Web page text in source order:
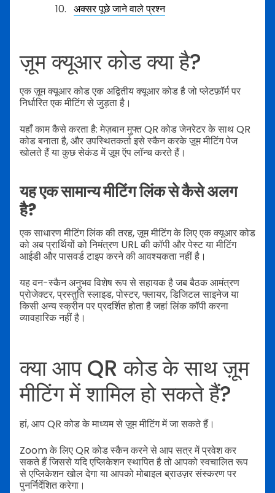
अक्सर पूछे जाने वाले प्रश्न
ज़ूम क्यूआर कोड क्या है?
एक ज़ूम क्यूआर कोड एक अद्वितीय क्यूआर कोड है जो प्लेटफ़ॉर्म पर
निर्धारित एक मीटिंग से जुड़ता है।
यहाँ काम कैसे करता है: मेज़बान मुफ्त QR कोड जेनरेटर के साथ QR
कोड बनाता है, और उपस्थितकर्ता इसे स्कैन करके ज़ूम मीटिंग पेज
खोलते हैं या कुछ सेकंड में ज़ूम ऍप लॉन्च करते हैं।
यह एक सामान्य मीटिंग लिंक से कैसे अलग
है?
एक साधारण मीटिंग लिंक की तरह, ज़ूम मीटिंग के लिए एक क्यूआर कोड
को अब प्रार्थियों को निमंत्रण URL की कॉपी और पेस्ट या मीटिंग
आईडी और पासवर्ड टाइप करने की आवश्यकता नहीं है।
यह वन-स्कैन अनुभव विशेष रूप से सहायक है जब बैठक आमंत्रण
प्रोजेक्टर, प्रस्तुति स्लाइड, पोस्टर, फ्लायर, डिजिटल साइनेज या
किसी अन्य स्क्रीन पर प्रदर्शित होता है जहां लिंक कॉपी करना
व्यावहारिक नहीं है।
क्या आप QR कोड के साथ ज़ूम
मीटिंग में शामिल हो सकते हैं?
हां, आप QR कोड के माध्यम से ज़ूम मीटिंग में जा सकते हैं।
Zoom के लिए QR कोड स्कैन करने से आप सत्र में प्रवेश कर
सकते हैं जिससे यदि एप्लिकेशन स्थापित है तो आपको स्वचालित रूप
से एप्लिकेशन खोल देगा या आपको मोबाइल ब्राउज़र संस्करण पर
पुनर्निर्देशित करेगा।